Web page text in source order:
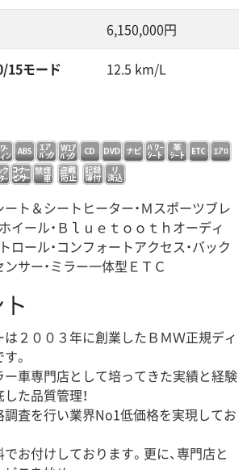
6,150,000円
15モード 12.5 km/L
ト＆シートヒーター・Ｍスポーツブレ
イール・Ｂｌｕｅｔｏｏｔｈオーディ
ロール・コンフォートアクセス・バック
サー・ミラー一体型ＥＴＣ
２００３年に創業したＢＭＷ正規ディ
。
車専門店として培ってきた実績と経験
た品質管理！
査を行い業界No1低価格を実現してお
お付けしております。更に、専門店と